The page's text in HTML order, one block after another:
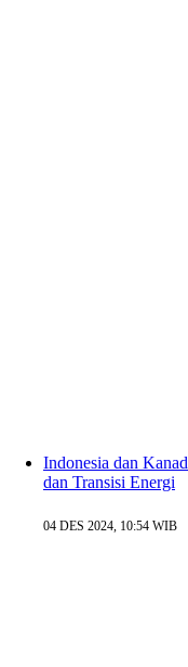
Indonesia dan
dan Transisi Energi
04 DES 2024, 10:54 WIB